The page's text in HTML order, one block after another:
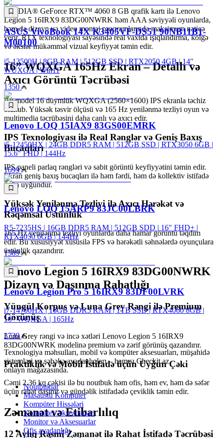
NVIDIA® GeForce RTX™ 4060 8 GB qrafik kartı ilə Lenovo
Legion 5 16IRX9 83DG00NWRK həm AAA səviyyəli oyunlarda,
həm də dizayn və video montaj proqramlarında maksimum nəticə
verir. RTX texnologiyası sayəsində real vaxtda işıqlandırma, kölgə
və əkslər mükəmməl vizual keyfiyyət təmin edir.
16” WQXGA 165Hz Ekran – Detallı və
Axıcı Görüntü Təcrübəsi
Bu model 16 düymlük WQXGA (2560×1600) IPS ekranla təchiz
olunub. Yüksək təsvir ölçüsü və 165 Hz yenilənmə tezliyi oyun və
multimedia təcrübəsini daha canlı və axıcı edir.
IPS Texnologiyası ilə Real Rənglər və Geniş Baxış
Bucaqları
IPS paneli parlaq rəngləri və sabit görüntü keyfiyyətini təmin edir.
Ekran geniş baxış bucaqları ilə həm fərdi, həm də kollektiv istifadə
üçün uyğundur.
Yüksək Yenilənmə Tezliyi ilə Axıcı Hərəkət və
Rəqəmsal Üstünlük
165 Hz yenilənmə tezliyi oyunlarda daha hamar görüntü təqdim
edir. Bu xüsusiyyət xüsusilə FPS və hərəkətli səhnələrdə oyunçulara
üstünlük qazandırır.
Lenovo Legion 5 16IRX9 83DG00NWRK
Dizayn və Daşınma Rahatlığı
Yüngül Korpus və Luna Grey Rəngi ilə Premium
Görünüş
Luna Grey rəngi və incə xətləri Lenovo Legion 5 16IRX9
83DG00NWRK modelinə premium və zərif görünüş qazandırır.
Praktiklik və Mobil İstifadə üçün Uyğun Çəki
Cəmi 2.36 kq çəkisi ilə bu noutbuk həm ofis, həm ev, həm də səfər
üçün rahat daşınır və gündəlik istifadədə çeviklik təmin edir.
Zəmanət və Etibarlılıq
12 Aylıq Rəsmi Zəmanət ilə Rahat İstifadə Təcrübəsi
ASUS VivoBook 14X K3405VF-DS51 90NB11B1-
M00100
i5-13500H | 8GB RAM | 512GB SSD | RTX2050 4GB | 14″
WUXGA | Win11
1350
Lenovo LOQ 15IAX9 83GS00EMRK
i5-12450HX | 24GB DDR5 RAM | 512GB SSD | RTX3050 6GB |
15.6″ FHD | 144Hz
1699
Lenovo LOQ 15ARP9 83JC00LBRK
R5-7235HS | 16GB DDR5 RAM | 512GB SDD | 16" FHD+ |
RTX4050 6GB | 144Hz
1589
Lenovo Legion Pro 5 16IRX9 83DF00LVRK
i7-14700HX | 16GB DDR5 RAM | 1TB SSD | RTX4060 8GB |
16″ WQXGA | 165Hz
3739
Texnologiya məhsulları, mobil və kompüter aksesuarları, müşahidə
sistemləri və şəbəkə avadanlıqları – hamısı Checkit.az
onlayn mağazasında.
Noutbuklar
Masaüstü Komputer
Kompüter Hissələri
Kompüter Aksesuarları
Monitor və Aksesuarlar
Ofis avadanlığı